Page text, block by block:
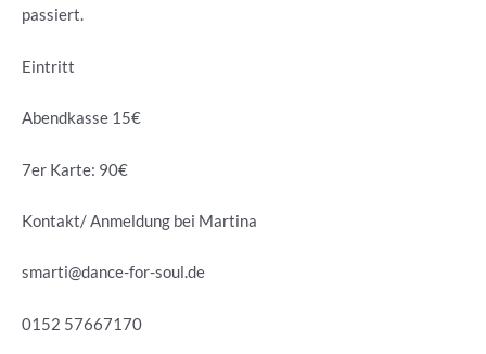
passiert.
Eintritt
Abendkasse 15€
7er Karte: 90€
Kontakt/ Anmeldung bei Martina
smarti@dance-for-soul.de
0152 57667170